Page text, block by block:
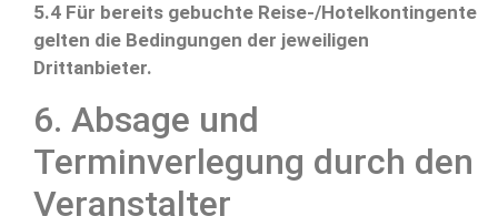
5.4 Für bereits gebuchte Reise-/Hotelkontingente
gelten die Bedingungen der jeweiligen
Drittanbieter.
6. Absage und
Terminverlegung durch den
Veranstalter